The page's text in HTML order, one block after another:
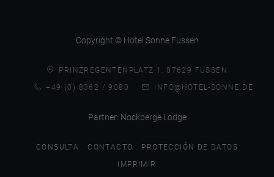
Copyright © Hotel Sonne Fussen
PRINZREGENTENPLATZ 1, 87629 FUSSEN
+49 (0) 8362 / 9080
INFO@HOTEL-SONNE.DE
Partner: Nockberge Lodge
CONSULTA CONTACTO
PROTECCIÓN DE DATOS
IMPRIMIR